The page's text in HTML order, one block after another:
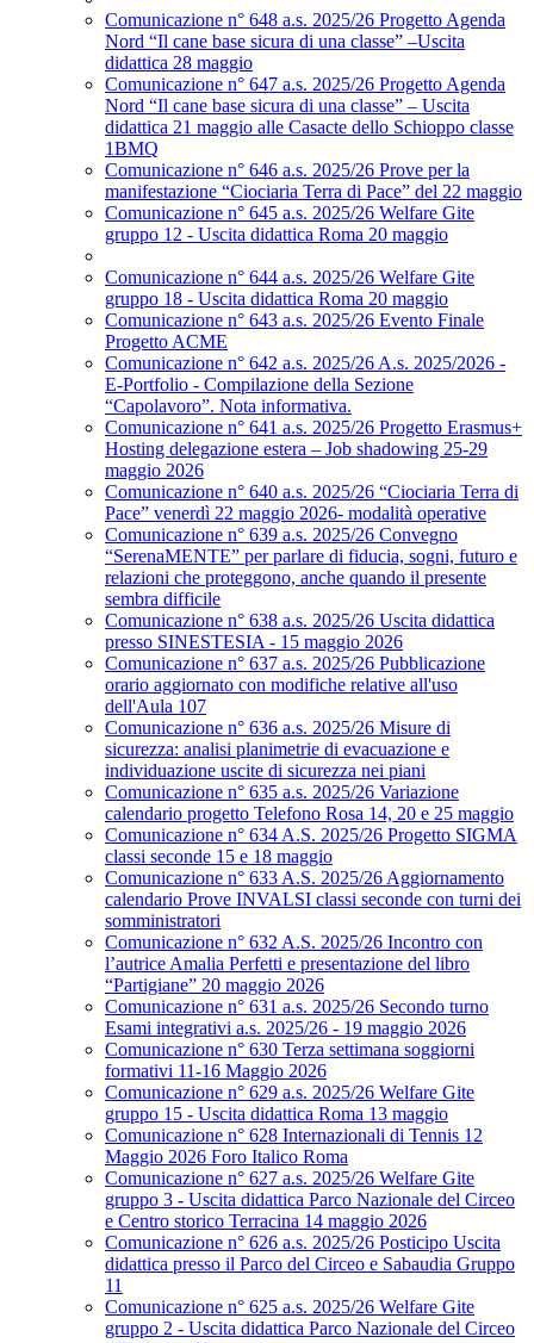
Comunicazione n° 648 a.s. 2025/26 Progetto Agenda
Nord “Il cane base sicura di una classe” –Uscita
didattica 28 maggio
Comunicazione n° 647 a.s. 2025/26 Progetto Agenda
Nord “Il cane base sicura di una classe” – Uscita
didattica 21 maggio alle Casacte dello Schioppo classe
1BMQ
Comunicazione n° 646 a.s. 2025/26 Prove per la
manifestazione “Ciociaria Terra di Pace” del 22 maggio
Comunicazione n° 645 a.s. 2025/26 Welfare Gite
gruppo 12 - Uscita didattica Roma 20 maggio
Comunicazione n° 644 a.s. 2025/26 Welfare Gite
gruppo 18 - Uscita didattica Roma 20 maggio
Comunicazione n° 643 a.s. 2025/26 Evento Finale
Progetto ACME
Comunicazione n° 642 a.s. 2025/26 A.s. 2025/2026 -
E-Portfolio - Compilazione della Sezione
“Capolavoro”. Nota informativa.
Comunicazione n° 641 a.s. 2025/26 Progetto Erasmus+
Hosting delegazione estera – Job shadowing 25-29
maggio 2026
Comunicazione n° 640 a.s. 2025/26 “Ciociaria Terra di
Pace” venerdì 22 maggio 2026- modalità operative
Comunicazione n° 639 a.s. 2025/26 Convegno
“SerenaMENTE” per parlare di fiducia, sogni, futuro e
relazioni che proteggono, anche quando il presente
sembra difficile
Comunicazione n° 638 a.s. 2025/26 Uscita didattica
presso SINESTESIA - 15 maggio 2026
Comunicazione n° 637 a.s. 2025/26 Pubblicazione
orario aggiornato con modifiche relative all'uso
dell'Aula 107
Comunicazione n° 636 a.s. 2025/26 Misure di
sicurezza: analisi planimetrie di evacuazione e
individuazione uscite di sicurezza nei piani
Comunicazione n° 635 a.s. 2025/26 Variazione
calendario progetto Telefono Rosa 14, 20 e 25 maggio
Comunicazione n° 634 A.S. 2025/26 Progetto SIGMA
classi seconde 15 e 18 maggio
Comunicazione n° 633 A.S. 2025/26 Aggiornamento
calendario Prove INVALSI classi seconde con turni dei
somministratori
Comunicazione n° 632 A.S. 2025/26 Incontro con
l’autrice Amalia Perfetti e presentazione del libro
“Partigiane” 20 maggio 2026
Comunicazione n° 631 a.s. 2025/26 Secondo turno
Esami integrativi a.s. 2025/26 - 19 maggio 2026
Comunicazione n° 630 Terza settimana soggiorni
formativi 11-16 Maggio 2026
Comunicazione n° 629 a.s. 2025/26 Welfare Gite
gruppo 15 - Uscita didattica Roma 13 maggio
Comunicazione n° 628 Internazionali di Tennis 12
Maggio 2026 Foro Italico Roma
Comunicazione n° 627 a.s. 2025/26 Welfare Gite
gruppo 3 - Uscita didattica Parco Nazionale del Circeo
e Centro storico Terracina 14 maggio 2026
Comunicazione n° 626 a.s. 2025/26 Posticipo Uscita
didattica presso il Parco del Circeo e Sabaudia Gruppo
11
Comunicazione n° 625 a.s. 2025/26 Welfare Gite
gruppo 2 - Uscita didattica Parco Nazionale del Circeo